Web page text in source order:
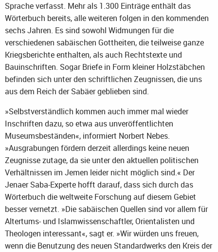
Sprache verfasst. Mehr als 1.300 Einträge enthält das
Wörterbuch bereits, alle weiteren folgen in den kommenden
sechs Jahren. Es sind sowohl Widmungen für die
verschiedenen sabäischen Gottheiten, die teilweise ganze
Kriegsberichte enthalten, als auch Rechtstexte und
Bauinschriften. Sogar Briefe in Form kleiner Holzstäbchen
befinden sich unter den schriftlichen Zeugnissen, die uns
aus dem Reich der Sabäer geblieben sind.
»Selbstverständlich kommen auch immer mal wieder
Inschriften dazu, so etwa aus unveröffentlichten
Museumsbeständen«, informiert Norbert Nebes.
»Ausgrabungen fördern derzeit allerdings keine neuen
Zeugnisse zutage, da sie unter den aktuellen politischen
Verhältnissen im Jemen leider nicht möglich sind.« Der
Jenaer Saba-Experte hofft darauf, dass sich durch das
Wörterbuch die weltweite Forschung auf diesem Gebiet
besser vernetzt. »Die sabäischen Quellen sind vor allem für
Altertums- und Islamwissenschaftler, Orientalisten und
Theologen interessant«, sagt er. »Wir würden uns freuen,
wenn die Benutzung des neuen Standardwerks den Kreis der